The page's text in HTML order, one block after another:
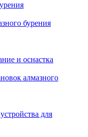
бурения
и оснастка
алмазного
для